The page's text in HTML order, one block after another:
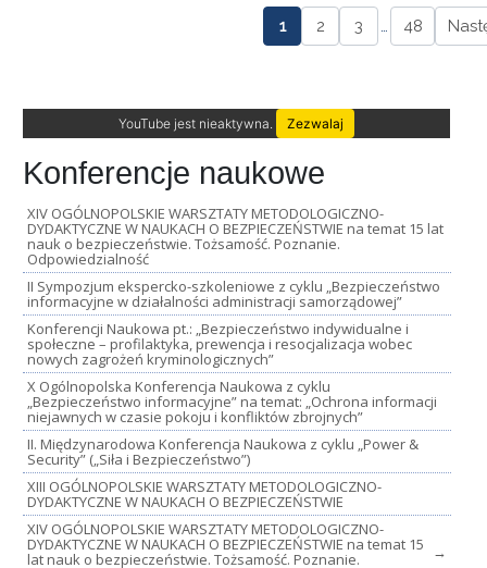
1 2 3 … 48
YouTube jest nieaktywna. Zezwalaj
Konferencje naukowe
XIV OGÓLNOPOLSKIE WARSZTATY METODOLOGICZNO-
DYDAKTYCZNE W NAUKACH O BEZPIECZEŃSTWIE na temat 15 lat
nauk o bezpieczeństwie. Tożsamość. Poznanie.
Odpowiedzialność
II Sympozjum ekspercko-szkoleniowe z cyklu „Bezpieczeństwo
informacyjne w działalności administracji samorządowej”
Konferencji Naukowa pt.: „Bezpieczeństwo indywidualne i
społeczne – profilaktyka, prewencja i resocjalizacja wobec
nowych zagrożeń kryminologicznych”
X Ogólnopolska Konferencja Naukowa z cyklu
„Bezpieczeństwo informacyjne” na temat: „Ochrona informacji
niejawnych w czasie pokoju i konfliktów zbrojnych”
II. Międzynarodowa Konferencja Naukowa z cyklu „Power &
Security” („Siła i Bezpieczeństwo”)
XIII OGÓLNOPOLSKIE WARSZTATY METODOLOGICZNO-
DYDAKTYCZNE W NAUKACH O BEZPIECZEŃSTWIE
XIV OGÓLNOPOLSKIE WARSZTATY METODOLOGICZNO-
DYDAKTYCZNE W NAUKACH O BEZPIECZEŃSTWIE na temat 15
lat nauk o bezpieczeństwie. Tożsamość. Poznanie. →